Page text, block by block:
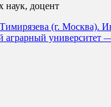
наук, доцент
(г. Москва).
аграрный